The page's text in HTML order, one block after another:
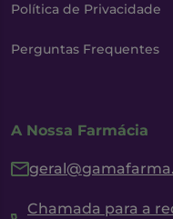
Política de Privacidade
Perguntas Frequentes
A Nossa Farmácia
Chamada para a